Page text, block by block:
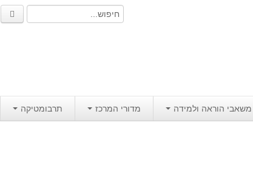
משאבי הוראה ולמידה מדורי המרכז תרבומטיקה